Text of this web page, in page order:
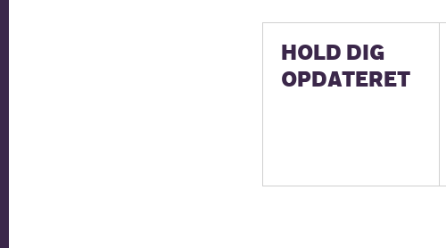
HOLD DIG
OPDATERET